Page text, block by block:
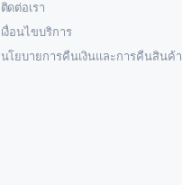
ติดต่อเรา
เงื่อนไขบริการ
นโยบายการคืนเงินและการคืนสินค้า